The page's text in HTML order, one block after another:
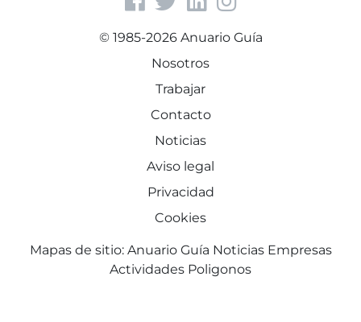
© 1985-2026 Anuario Guía
Nosotros
Trabajar
Contacto
Noticias
Aviso legal
Privacidad
Cookies
Mapas de sitio: Anuario Guía Noticias Empresas
Actividades Poligonos